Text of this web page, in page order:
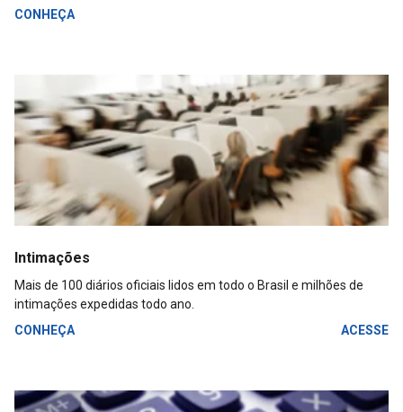
CONHEÇA
Intimações
Mais de 100 diários oficiais lidos em todo o Brasil e milhões de
intimações expedidas todo ano.
CONHEÇA
ACESSE